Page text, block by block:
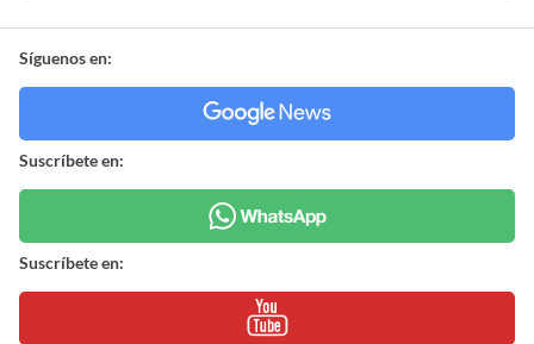
Síguenos en:
Suscríbete en:
Suscríbete en: